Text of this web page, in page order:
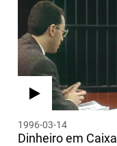
1996-03-14
Dinheiro em Caixa